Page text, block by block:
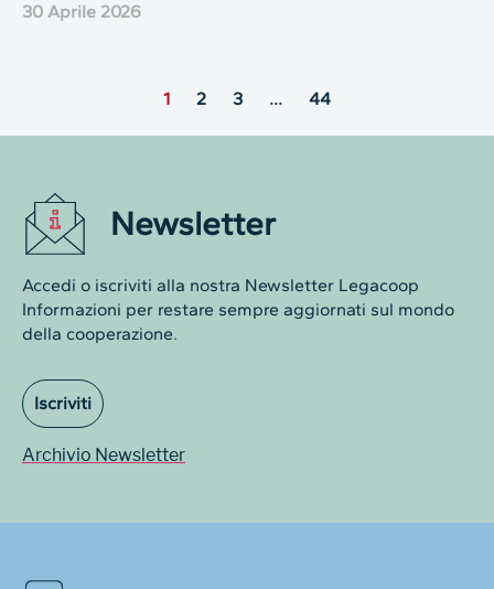
30 Aprile 2026
1 2 3 … 44
Newsletter
Accedi o iscriviti alla nostra Newsletter Legacoop
Informazioni per restare sempre aggiornati sul mondo
della cooperazione.
Iscriviti
Archivio Newsletter